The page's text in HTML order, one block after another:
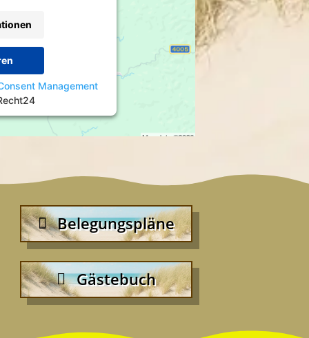
Management
Belegungspläne
Gästebuch